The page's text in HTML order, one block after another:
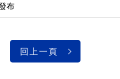
布
回上一頁